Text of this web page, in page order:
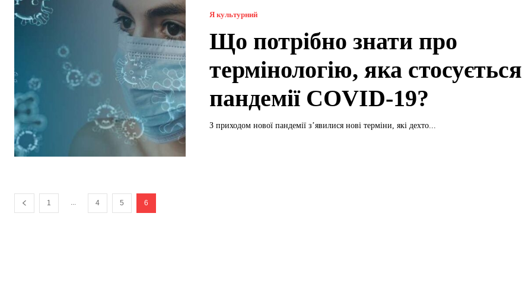
Я культурний
Що потрібно знати про
термінологію, яка стосується
пандемії COVID-19?
З приходом нової пандемії з’явилися нові терміни, які дехто...
1 ... 4 5 6